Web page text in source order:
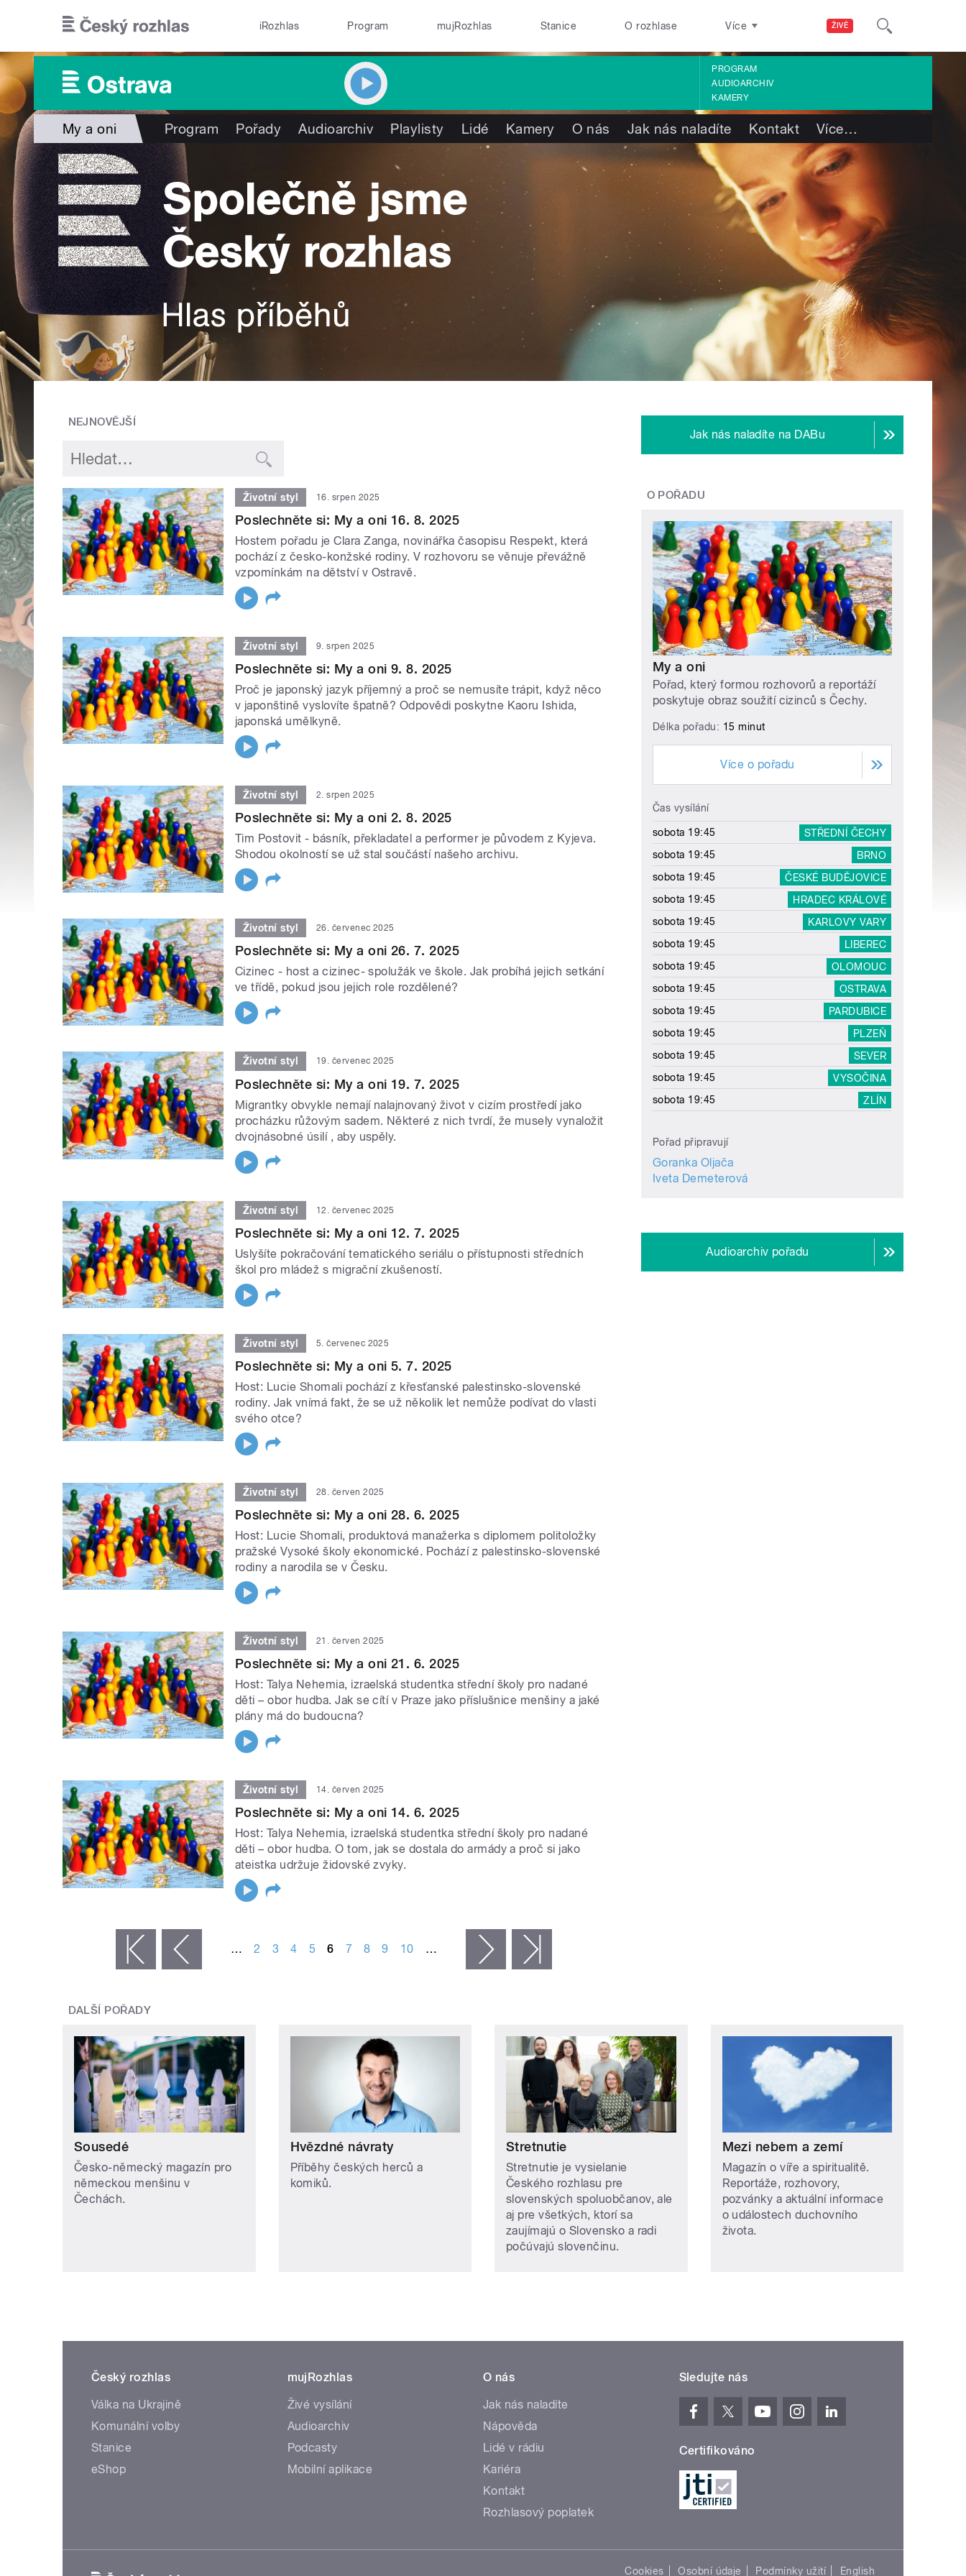
ŽIVĚ
iRozhlas Program mujRozhlas Stanice O rozhlase Více
PROGRAM
AUDIOARCHIV
KAMERY
My a oni Program Pořady Audioarchiv Playlisty Lidé Kamery O nás Jak nás naladíte Kontakt Více…
NEJNOVĚJŠÍ
Životní styl 16. srpen 2025
Poslechněte si: My a oni 16. 8. 2025
Hostem pořadu je Clara Zanga, novinářka časopisu Respekt, která
pochází z česko-konžské rodiny. V rozhovoru se věnuje převážně
vzpomínkám na dětství v Ostravě.
Životní styl 9. srpen 2025
Poslechněte si: My a oni 9. 8. 2025
Proč je japonský jazyk příjemný a proč se nemusíte trápit, když něco
v japonštině vyslovíte špatně? Odpovědi poskytne Kaoru Ishida,
japonská umělkyně.
Životní styl 2. srpen 2025
Poslechněte si: My a oni 2. 8. 2025
Tim Postovit - básník, překladatel a performer je původem z Kyjeva.
Shodou okolností se už stal součástí našeho archivu.
Životní styl 26. červenec 2025
Poslechněte si: My a oni 26. 7. 2025
Cizinec - host a cizinec- spolužák ve škole. Jak probíhá jejich setkání
ve třídě, pokud jsou jejich role rozdělené?
Životní styl 19. červenec 2025
Poslechněte si: My a oni 19. 7. 2025
Migrantky obvykle nemají nalajnovaný život v cizím prostředí jako
procházku růžovým sadem. Některé z nich tvrdí, že musely vynaložit
dvojnásobné úsilí , aby uspěly.
Životní styl 12. červenec 2025
Poslechněte si: My a oni 12. 7. 2025
Uslyšíte pokračování tematického seriálu o přístupnosti středních
škol pro mládež s migrační zkušeností.
Životní styl 5. červenec 2025
Poslechněte si: My a oni 5. 7. 2025
Host: Lucie Shomali pochází z křesťanské palestinsko-slovenské
rodiny. Jak vnímá fakt, že se už několik let nemůže podívat do vlasti
svého otce?
Životní styl 28. červen 2025
Poslechněte si: My a oni 28. 6. 2025
Host: Lucie Shomali, produktová manažerka s diplomem politoložky
pražské Vysoké školy ekonomické. Pochází z palestinsko-slovenské
rodiny a narodila se v Česku.
Životní styl 21. červen 2025
Poslechněte si: My a oni 21. 6. 2025
Host: Talya Nehemia, izraelská studentka střední školy pro nadané
děti – obor hudba. Jak se cítí v Praze jako příslušnice menšiny a jaké
plány má do budoucna?
Životní styl 14. červen 2025
Poslechněte si: My a oni 14. 6. 2025
Host: Talya Nehemia, izraelská studentka střední školy pro nadané
děti – obor hudba. O tom, jak se dostala do armády a proč si jako
ateistka udržuje židovské zvyky.
‹ předchozí … 2 3 4 5 6 7 8 9 10 … následující ›
Jak nás naladíte na DABu
O POŘADU
My a oni
Pořad, který formou rozhovorů a reportáží
poskytuje obraz soužití cizinců s Čechy.
Délka pořadu: 15 minut
Více o pořadu
Čas vysílání
sobota 19:45
STŘEDNÍ ČECHY
sobota 19:45
BRNO
sobota 19:45
ČESKÉ BUDĚJOVICE
sobota 19:45
HRADEC KRÁLOVÉ
sobota 19:45
KARLOVY VARY
sobota 19:45
LIBEREC
sobota 19:45
OLOMOUC
sobota 19:45
OSTRAVA
sobota 19:45
PARDUBICE
sobota 19:45
PLZEŇ
sobota 19:45
SEVER
sobota 19:45
VYSOČINA
sobota 19:45
ZLÍN
Pořad připravují
Goranka Oljača
Iveta Demeterová
Audioarchiv pořadu
DALŠÍ POŘADY
Sousedé
Česko-německý magazín pro
německou menšinu v
Čechách.
Hvězdné návraty
Příběhy českých herců a
komiků.
Stretnutie
Stretnutie je vysielanie
Českého rozhlasu pre
slovenských spoluobčanov, ale
aj pre všetkých, ktorí sa
zaujímajú o Slovensko a radi
počúvajú slovenčinu.
Mezi nebem a zemí
Magazín o víře a spiritualitě.
Reportáže, rozhovory,
pozvánky a aktuální informace
o událostech duchovního
života.
Český rozhlas
Válka na Ukrajině
Komunální volby
Stanice
eShop
mujRozhlas
Živé vysílání
Audioarchiv
Podcasty
Mobilní aplikace
O nás
Jak nás naladíte
Nápověda
Lidé v rádiu
Kariéra
Kontakt
Rozhlasový poplatek
Sledujte nás
Certifikováno
Cookies Osobní údaje Podmínky užití English